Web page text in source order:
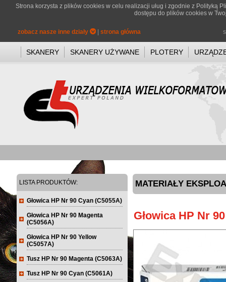
Strona korzysta z plików cookies w celu realizacji uług i zgodnie z Polityką
dostępu do plików cookies w
zobacz nasze inne działy strona główna
SKANERY SKANERY UŻYWANE PLOTERY
LISTA PRODUKTÓW:
Głowica HP Nr 90 Cyan (C5055A)
Głowica HP Nr 90 Magenta
(C5056A)
Głowica HP Nr 90 Yellow
(C5057A)
Tusz HP Nr 90 Magenta (C5063A)
Tusz HP Nr 90 Cyan (C5061A)
MATERIAŁY
Głowica HP Nr